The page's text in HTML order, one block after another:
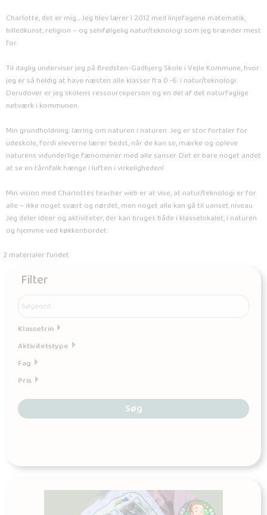
Charlotte, det er mig… Jeg blev lærer i 2012 med linjefagene matematik,
billedkunst, religion – og selvfølgelig natur/teknologi som jeg brænder mest
for.
Til daglig underviser jeg på Bredsten-Gadbjerg Skole i Vejle Kommune, hvor
jeg er så heldig at have næsten alle klasser fra 0.-6. i natur/teknologi.
Derudover er jeg skolens ressourceperson og en del af det naturfaglige
netværk i kommunen.
Min grundholdning: læring om naturen i naturen. Jeg er stor fortaler for
udeskole, fordi eleverne lærer bedst, når de kan se, mærke og opleve
naturens vidunderlige fænomener med alle sanser. Det er bare noget andet
at se en tårnfalk hænge i luften i virkeligheden!
Min vision med Charlottes teacher web er at vise, at natur/teknologi er for
alle – ikke noget svært og nørdet, men noget alle kan gå til uanset niveau.
Jeg deler ideer og aktiviteter, der kan bruges både i klasselokalet, i naturen
og hjemme ved køkkenbordet.
2 materialer fundet
Filter
Klassetrin
Aktivitetstype
Fag
Pris
Søg